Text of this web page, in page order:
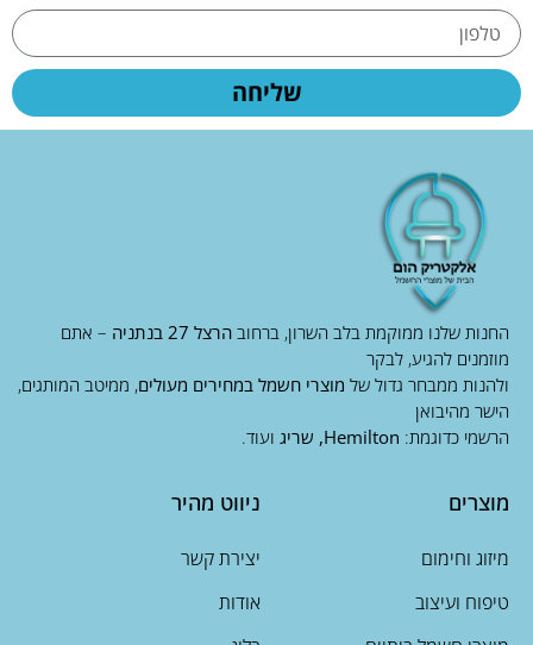
שליחה
החנות שלנו ממוקמת בלב השרון, ברחוב הרצל 27 בנתניה
– אתם
מוזמנים להגיע, לבקר
ולהנות ממבחר גדול של מוצרי חשמל במחירים מעולים, ממיטב המותגים,
הישר מהיבואן
הרשמי כדוגמת: Hemilton, שריג ועוד.
מוצרים
מיזוג וחימום
טיפוח ועיצוב
ניווט מהיר
יצירת קשר
אודות